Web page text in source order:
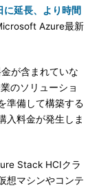
延長、より時間
Azure最新
が含まれていな
のソリューショ
準備して構築する
入料金が発生しま
Stack HCIクラ
想マシンやコンテ